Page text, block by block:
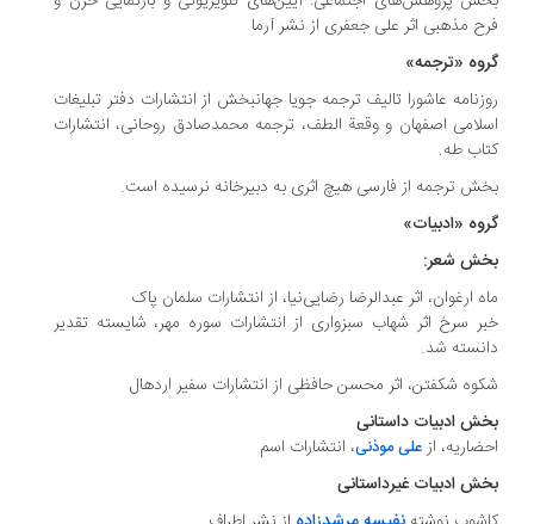
فرح مذهبی اثر علی جعفری از نشر آرما
گروه «ترجمه»
روزنامه عاشورا تالیف ترجمه‌ جویا جهانبخش از انتشارات دفتر تبلیغات
اسلامی اصفهان و وقعة الطف، ترجمه‌ محمدصادق روحانی، انتشارات
کتاب طه.
بخش ترجمه از فارسی هیچ اثری به دبیرخانه نرسیده است.
گروه «ادبیات»
بخش شعر:
ماه ارغوان، اثر عبدالرضا رضایی‌نیا، از انتشارات سلمان پاک
خبر سرخ اثر شهاب سبزواری از انتشارات سوره مهر، شایسته تقدیر
دانسته شد.
شکوه شکفتن، اثر محسن حافظی از انتشارات سفیر اردهال
بخش ادبیات داستانی
احضاریه، ازعلی موذنی، انتشارات اسم
بخش ادبیات غیرداستانی